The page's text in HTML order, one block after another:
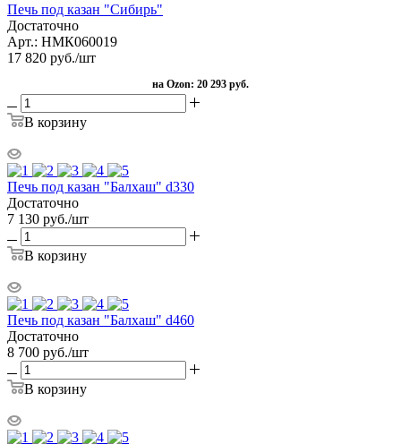
Печь под казан "Сибирь"
Достаточно
Арт.: НМК060019
17 820 руб./шт
на Ozon: 20 293 руб.
В корзину
Печь под казан "Балхаш" d330
Достаточно
7 130 руб./шт
В корзину
Печь под казан "Балхаш" d460
Достаточно
8 700 руб./шт
В корзину